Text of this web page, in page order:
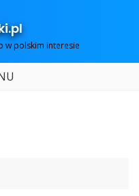
w polskim interesie